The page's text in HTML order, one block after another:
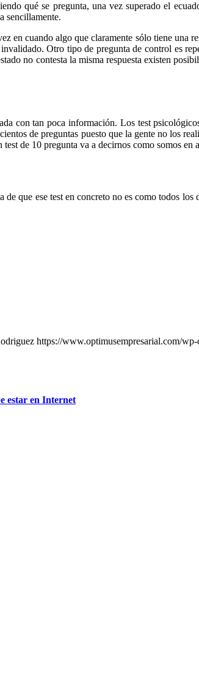
qué se pregunta, una vez superado el
sencillamente.
en cuando algo que claramente sólo tiene una
Otro tipo de pregunta de control es
no contesta la misma respuesta existen
con tan poca información. Los test
de preguntas puesto que la gente no los
de 10 pregunta va a decirnos como somos en
que ese test en concreto no es como todos
https://www.optimusempresarial.com/
estar en Internet